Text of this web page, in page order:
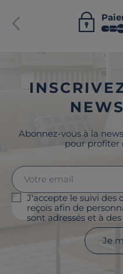
Abonnez-vous à la
pour profiter
J'accepte le suivi des
reçois afin de
sont adressés et à
Je